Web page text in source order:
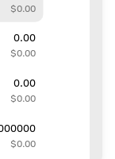
$0.00
0.00
$0.00
0.00
$0.00
$0.00